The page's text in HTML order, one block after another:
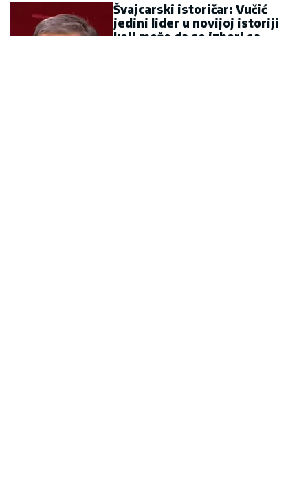
Švajcarski istoričar: Vučić
jedini lider u novijoj istoriji
koji može da se izbori sa